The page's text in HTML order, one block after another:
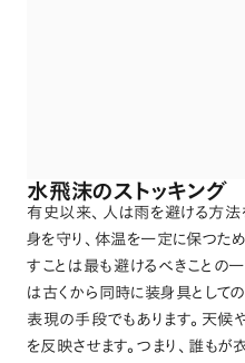
水飛沫のストッキング
有史以来、 人は雨を避ける方法
身を守り 、 体温を一定に保つた
すことは最も避けるべきことの
は古くから同時に装身具として
表現の手段でもあります。 天候
を反映させます。 つまり 、 誰もが